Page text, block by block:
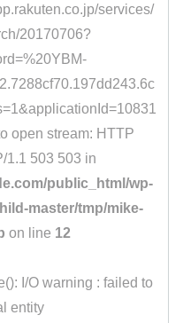
services/
20170706?
open stream: HTTP
1.1 503 503 in
public_html/wp-
master/tmp/mike-
on line 12
I/O warning : failed to
entity